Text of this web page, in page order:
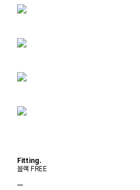
Fitting.
블랙 FREE
ㅡ